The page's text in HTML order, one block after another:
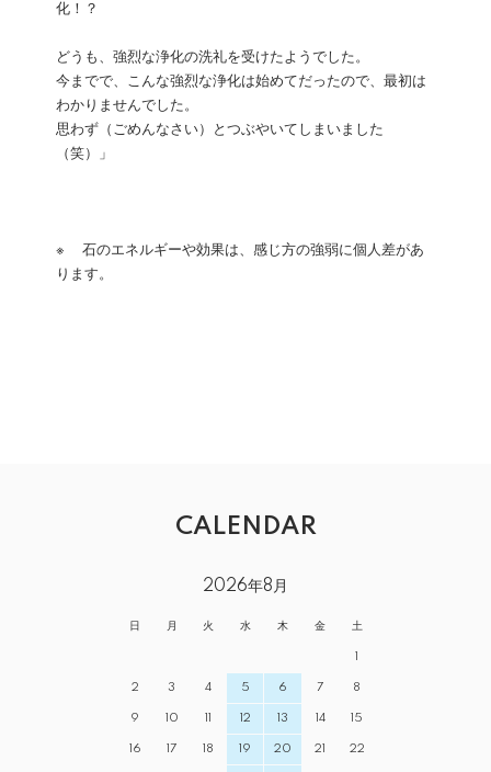
化！？
どうも、強烈な浄化の洗礼を受けたようでした。
今までで、こんな強烈な浄化は始めてだったので、最初は
わかりませんでした。
思わず（ごめんなさい）とつぶやいてしまいました
（笑）」
※ 石のエネルギーや効果は、感じ方の強弱に個人差があ
ります。
CALENDAR
2026年8月
日 月 火 水 木 金 土
1
2 3 4 5 6 7 8
9 10 11 12 13 14 15
16 17 18 19 20 21 22